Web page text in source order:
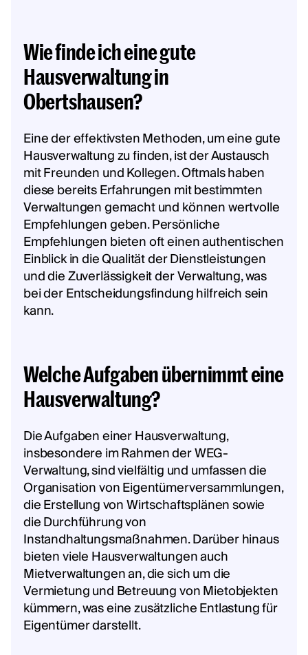
Wie finde ich eine gute
Hausverwaltung in
Obertshausen?
Eine der effektivsten Methoden, um eine gute
Hausverwaltung zu finden, ist der Austausch
mit Freunden und Kollegen. Oftmals haben
diese bereits Erfahrungen mit bestimmten
Verwaltungen gemacht und können wertvolle
Empfehlungen geben. Persönliche
Empfehlungen bieten oft einen authentischen
Einblick in die Qualität der Dienstleistungen
und die Zuverlässigkeit der Verwaltung, was
bei der Entscheidungsfindung hilfreich sein
kann.
Welche Aufgaben übernimmt eine
Hausverwaltung?
Die Aufgaben einer Hausverwaltung,
insbesondere im Rahmen der WEG-
Verwaltung, sind vielfältig und umfassen die
Organisation von Eigentümerversammlungen,
die Erstellung von Wirtschaftsplänen sowie
die Durchführung von
Instandhaltungsmaßnahmen. Darüber hinaus
bieten viele Hausverwaltungen auch
Mietverwaltungen an, die sich um die
Vermietung und Betreuung von Mietobjekten
kümmern, was eine zusätzliche Entlastung für
Eigentümer darstellt.